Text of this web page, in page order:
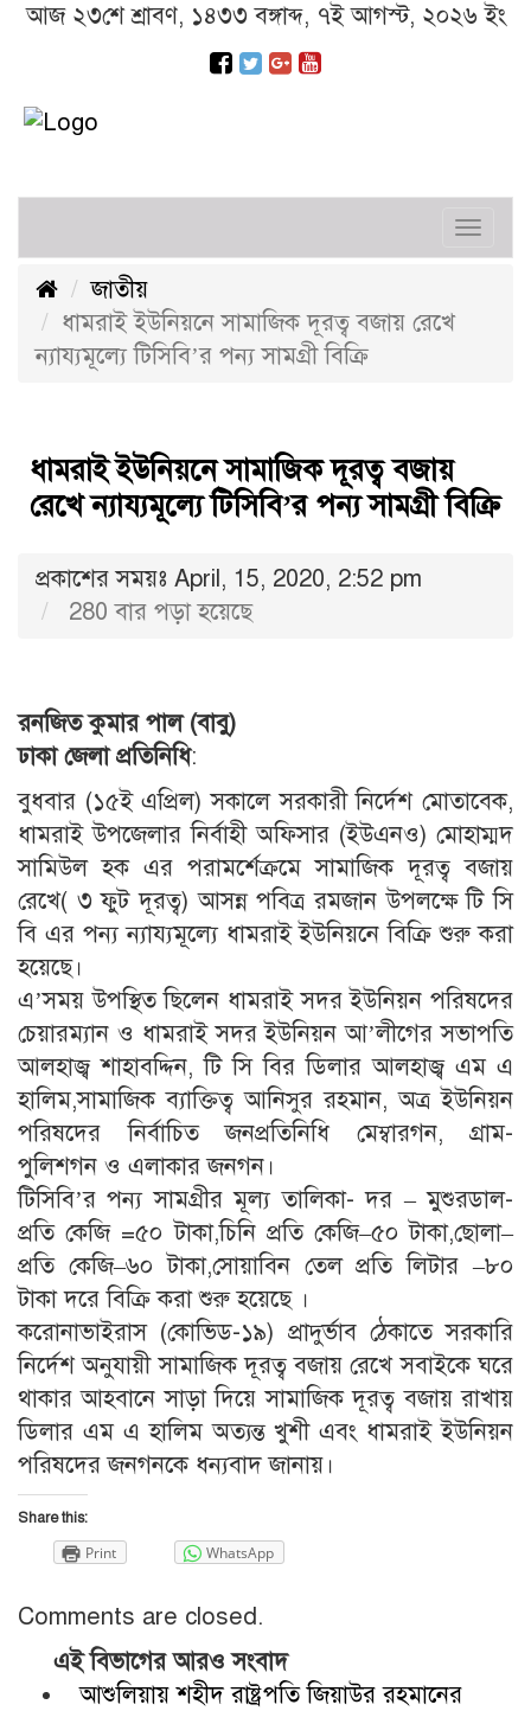
আজ ২৩শে শ্রাবণ, ১৪৩৩ বঙ্গাব্দ, ৭ই আগস্ট, ২০২৬ ইং
জাতীয়
ধামরাই ইউনিয়নে সামাজিক দূরত্ব বজায় রেখে
ন্যায্যমূল্যে টিসিবি’র পন্য সামগ্রী বিক্রি
ধামরাই ইউনিয়নে সামাজিক দূরত্ব বজায়
রেখে ন্যায্যমূল্যে টিসিবি’র পন্য সামগ্রী বিক্রি
প্রকাশের সময়ঃ April, 15, 2020, 2:52 pm
280 বার পড়া হয়েছে
রনজিত কুমার পাল (বাবু)
ঢাকা জেলা প্রতিনিধি:
বুধবার (১৫ই এপ্রিল) সকালে সরকারী নির্দেশ মোতাবেক,
ধামরাই উপজেলার নির্বাহী অফিসার (ইউএনও) মোহাম্মদ
সামিউল হক এর পরামর্শেক্রমে সামাজিক দূরত্ব বজায়
রেখে( ৩ ফুট দূরত্ব) আসন্ন পবিত্র রমজান উপলক্ষে টি সি
বি এর পন্য ন্যায্যমূল্যে ধামরাই ইউনিয়নে বিক্রি শুরু করা
হয়েছে।
এ’সময় উপস্থিত ছিলেন ধামরাই সদর ইউনিয়ন পরিষদের
চেয়ারম্যান ও ধামরাই সদর ইউনিয়ন আ’লীগের সভাপতি
আলহাজ্ব শাহাবদ্দিন, টি সি বির ডিলার আলহাজ্ব এম এ
হালিম,সামাজিক ব্যাক্তিত্ব আনিসুর রহমান, অত্র ইউনিয়ন
পরিষদের নির্বাচিত জনপ্রতিনিধি মেম্বারগন, গ্রাম-
পুলিশগন ও এলাকার জনগন।
টিসিবি’র পন্য সামগ্রীর মূল্য তালিকা- দর – মুশুরডাল-
প্রতি কেজি =৫০ টাকা,চিনি প্রতি কেজি–৫০ টাকা,ছোলা–
প্রতি কেজি–৬০ টাকা,সোয়াবিন তেল প্রতি লিটার –৮০
টাকা দরে বিক্রি করা শুরু হয়েছে ।
করোনাভাইরাস (কোভিড-১৯) প্রাদুর্ভাব ঠেকাতে সরকারি
নির্দেশ অনুযায়ী সামাজিক দূরত্ব বজায় রেখে সবাইকে ঘরে
থাকার আহবানে সাড়া দিয়ে সামাজিক দূরত্ব বজায় রাখায়
ডিলার এম এ হালিম অত্যন্ত খুশী এবং ধামরাই ইউনিয়ন
পরিষদের জনগনকে ধন্যবাদ জানায়।
Share this:
Print WhatsApp
Comments are closed.
এই বিভাগের আরও সংবাদ
আশুলিয়ায় শহীদ রাষ্ট্রপতি জিয়াউর রহমানের